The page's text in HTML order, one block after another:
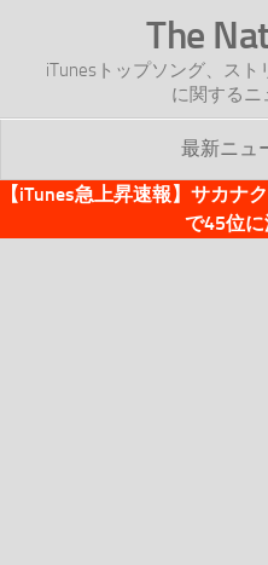
The
iTunesトップソング、ス
に関するニ
最新ニ
TOP
【iTunes急上昇速報】サカナ
で45位